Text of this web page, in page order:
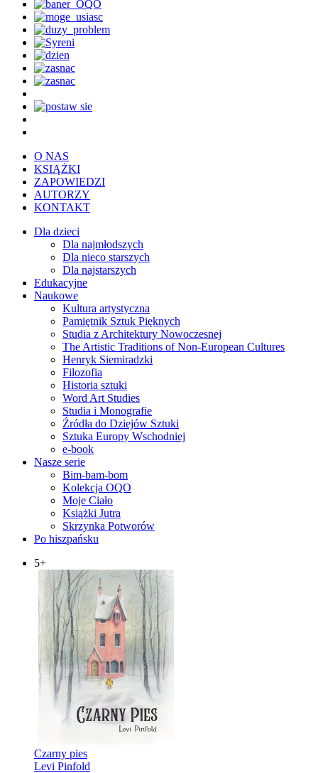
O NAS
KSIĄŻKI
ZAPOWIEDZI
AUTORZY
KONTAKT
Dla dzieci
Dla najmłodszych
Dla nieco starszych
Dla najstarszych
Edukacyjne
Naukowe
Kultura artystyczna
Pamiętnik Sztuk Pięknych
Studia z Architektury Nowoczesnej
The Artistic Traditions of Non-European Cultures
Henryk Siemiradzki
Filozofia
Historia sztuki
Word Art Studies
Studia i Monografie
Źródła do Dziejów Sztuki
Sztuka Europy Wschodniej
e-book
Nasze serie
Bim-bam-bom
Kolekcja OQO
Moje Ciało
Książki Jutra
Skrzynka Potworów
Po hiszpańsku
5+
Czarny pies
Levi Pinfold